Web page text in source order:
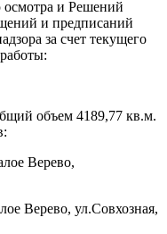
осмотра и Решений
и предписаний
за счет текущего
объем 4189,77 кв.м.
Верево,
Верево, ул.Совхозная,